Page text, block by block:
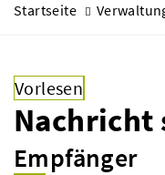
Startseite
Vorlesen
Nachricht
Empfänger